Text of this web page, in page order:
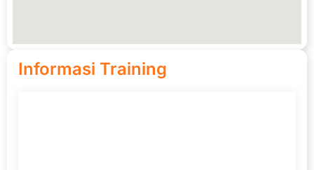
Informasi Training